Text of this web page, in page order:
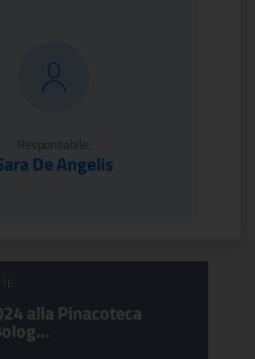
Responsabile:
De Angelis
alla Pinacoteca